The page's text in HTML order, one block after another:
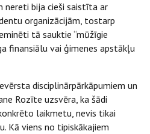
nereti bija cieši saistīta ar
organizācijām, tostarp
tā sauktie “mūžīgie
finansiālu vai ģimenes apstākļu
disciplinārpārkāpumiem un
Rozīte uzsvēra, ka šādi
laikmetu, nevis tikai
Kā viens no tipiskākajiem